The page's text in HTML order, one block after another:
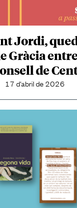
Jordi,
Gràcia
de
17 d'abril de 2026